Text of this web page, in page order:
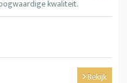
kwaliteit.
Bekijk